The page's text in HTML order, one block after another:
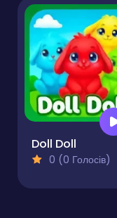
Doll Doll
0 (0 Голосів)